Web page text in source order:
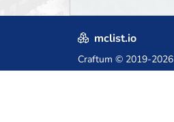
mclist.io
Craftum © 2019-2026